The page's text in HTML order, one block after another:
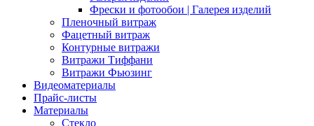
Фрески и фотообои | Галерея изделий
Пленочный витраж
Фацетный витраж
Контурные витражи
Витражи Тиффани
Витражи Фьюзинг
Видеоматериалы
Прайс-листы
Материалы
Стекло